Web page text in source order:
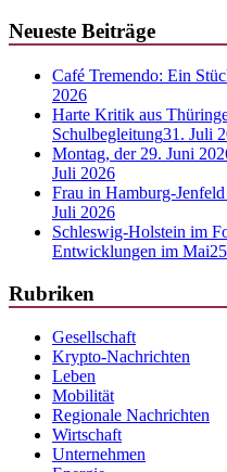
Neueste Beiträge
Café Tremendo: Ein
2026
Harte Kritik aus
Schulbegleitung31. Juli
Montag, der 29. Juni
Juli 2026
Frau in Hamburg-
Juli 2026
Schleswig-Holstein im
Entwicklungen im Mai
Rubriken
Gesellschaft
Krypto-Nachrichten
Leben
Mobilität
Regionale Nachrichten
Wirtschaft
Unternehmen